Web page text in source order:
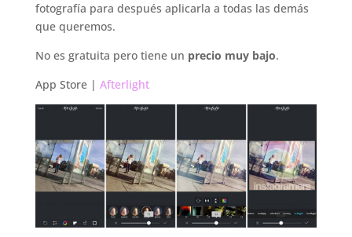
fotografía para después aplicarla a todas las demás
que queremos.
No es gratuita pero tiene un precio muy bajo.
App Store | Afterlight